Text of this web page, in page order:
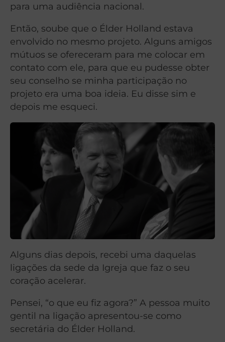
para uma audiência nacional.
Então, soube que o Élder Holland estava
envolvido no mesmo projeto. Alguns amigos
mútuos se ofereceram para me colocar em
contato com ele, para que eu pudesse obter
seu conselho se minha participação no
projeto era uma boa ideia. Eu disse sim e
depois me esqueci.
Alguns dias depois, recebi uma daquelas
ligações da sede da Igreja que faz o seu
coração acelerar.
Pensei, “o que eu fiz agora?” A pessoa muito
gentil na ligação apresentou-se como
secretária do Élder Holland.